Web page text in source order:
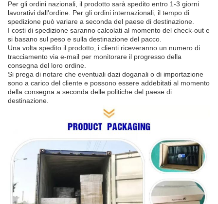
Per gli ordini nazionali, il prodotto sarà spedito entro 1-3 giorni
lavorativi dall'ordine. Per gli ordini internazionali, il tempo di
spedizione può variare a seconda del paese di destinazione.
I costi di spedizione saranno calcolati al momento del check-out e
si basano sul peso e sulla destinazione del pacco.
Una volta spedito il prodotto, i clienti riceveranno un numero di
tracciamento via e-mail per monitorare il progresso della
consegna del loro ordine.
Si prega di notare che eventuali dazi doganali o di importazione
sono a carico del cliente e possono essere addebitati al momento
della consegna a seconda delle politiche del paese di
destinazione.